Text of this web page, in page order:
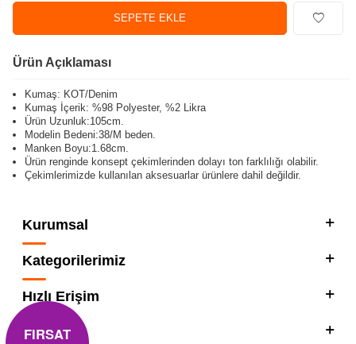
SEPETE EKLE
Ürün Açıklaması
Kumaş: KOT/Denim
Kumaş İçerik: %98 Polyester, %2 Likra
Ürün Uzunluk:105cm.
Modelin Bedeni:38/M beden.
Manken Boyu:1.68cm.
Ürün renginde konsept çekimlerinden dolayı ton farklılığı olabilir.
Çekimlerimizde kullanılan aksesuarlar ürünlere dahil değildir.
Kurumsal
Kategorilerimiz
Hızlı Erişim
Sosyal
FIRSAT